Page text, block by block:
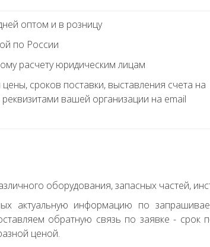
оптом и в розницу
по России
расчету юридическим лицам
сроков поставки, выставления счета на
реквизитами вашей организации на email
оборудования, запасных частей,
актуальную информацию по
обратную связь по заявке - срок
ценой.